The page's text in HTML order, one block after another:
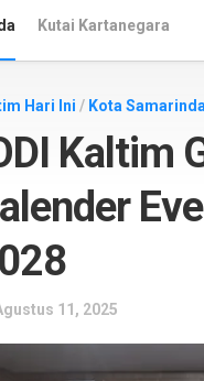
Kutai Kartanegara
Hari Ini / Kota Samarinda
Kaltim
11, 2025